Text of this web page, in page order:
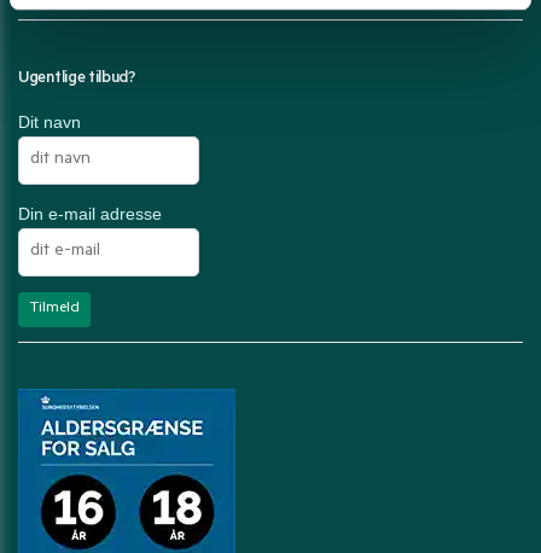
Ugentlige tilbud?
Dit navn
Din e-mail adresse